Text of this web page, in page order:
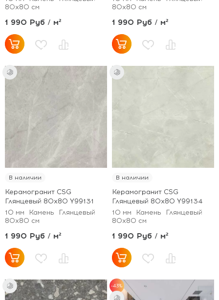
80x80 см
1 990 Руб / м²
80x80 см
1 990 Руб / м²
В наличии
Керамогранит CSG
Глянцевый 80x80 Y99131
10 мм
Камень
Глянцевый
80x80 см
1 990 Руб / м²
В наличии
Керамогранит CSG
Глянцевый 80x80 Y99134
10 мм
Камень
Глянцевый
80x80 см
1 990 Руб / м²
-43%